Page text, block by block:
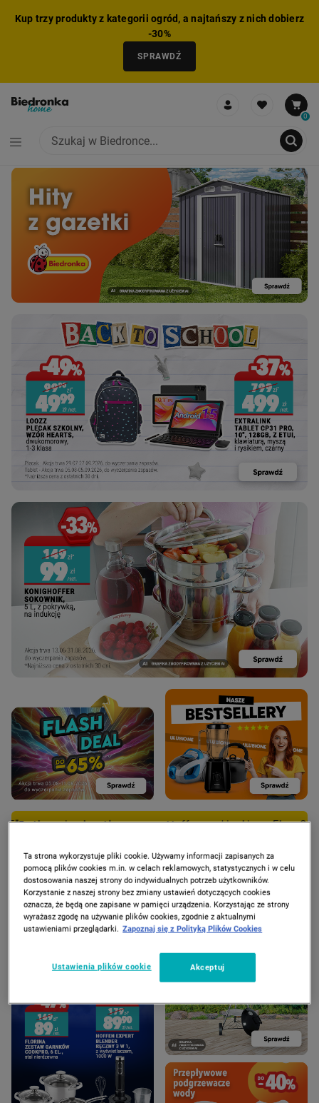
Kup trzy produkty z kategorii ogród, a najtańszy z nich dobierz
-30%
SPRAWDŹ
0
DODANO PRODUKT DO KOSZYKA
ZMNIEJSZONO LICZBĘ PRODUKTÓW
USUNIĘTO PRODUKT Z KOSZYKA
ZESTAW DODANY DO KOSZYKA
NIE MOŻNA BYŁO DODAĆ CAŁEGO ZESTAWU DO KOSZYKA
Hoffen z okienkiem, 5l za 95 zł tylko dla
PROMOCJE
Ta strona wykorzystuje pliki cookie. Używamy informacji zapisanych za
pomocą plików cookies m.in. w celach reklamowych, statystycznych i w celu
dostosowania naszej strony do indywidualnych potrzeb użytkowników.
Korzystanie z naszej strony bez zmiany ustawień dotyczących cookies
oznacza, że będą one zapisane w pamięci urządzenia. Korzystając ze strony
wyrażasz zgodę na używanie plików cookies, zgodnie z aktualnymi
ustawieniami przeglądarki. Zapoznaj się z Polityką Plików Cookies
Ustawienia plików cookie Akceptuj